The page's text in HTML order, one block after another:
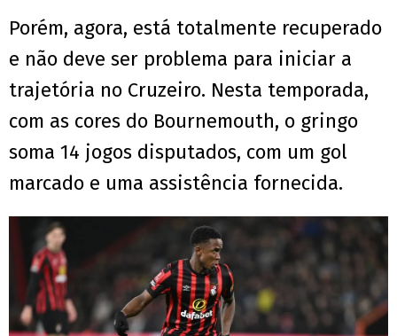
Porém, agora, está totalmente recuperado
e não deve ser problema para iniciar a
trajetória no Cruzeiro. Nesta temporada,
com as cores do Bournemouth, o gringo
soma 14 jogos disputados, com um gol
marcado e uma assistência fornecida.